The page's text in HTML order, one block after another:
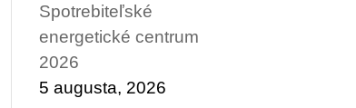
Spotrebiteľské
energetické centrum
2026
5 augusta, 2026